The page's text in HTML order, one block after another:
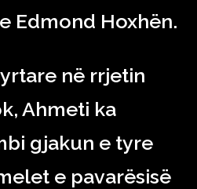
Edmond Hoxhën.
në rrjetin
Ahmeti ka
gjakun e tyre
e pavarësisë